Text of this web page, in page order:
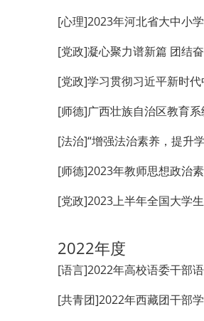
[心理]2023年河北省大中小
[党政]凝心聚力谱新篇 团结
[党政]学习贯彻习近平新时
[师德]广西壮族自治区教育
[法治]“增强法治素养，提升
[师德]2023年教师思想政治
[党政]2023上半年全国大学
2022年度
[语言]2022年高校语委干部
[共青团]2022年西藏团干部